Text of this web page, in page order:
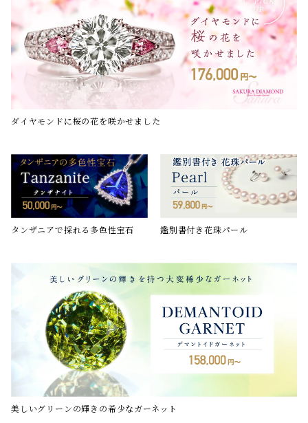
ダイヤモンドに桜の花を咲かせました
タンザニアで採れる多色性宝石 鑑別書付き花珠パール
美しいグリーンの輝きの希少なガーネット